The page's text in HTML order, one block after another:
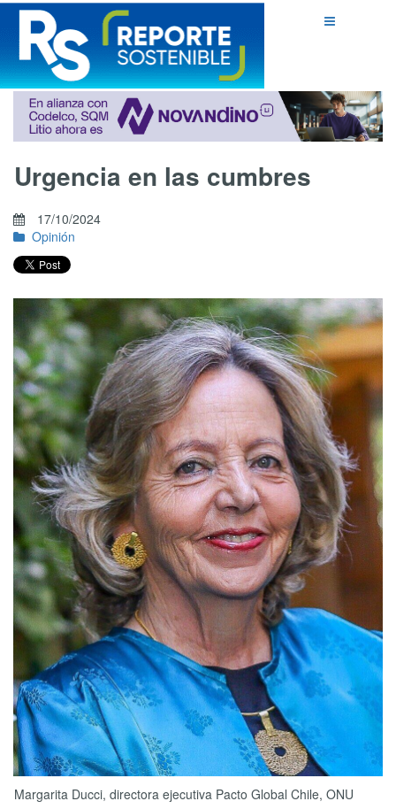
Urgencia en las cumbres
17/10/2024
Opinión
Margarita Ducci, directora ejecutiva Pacto Global Chile, ONU